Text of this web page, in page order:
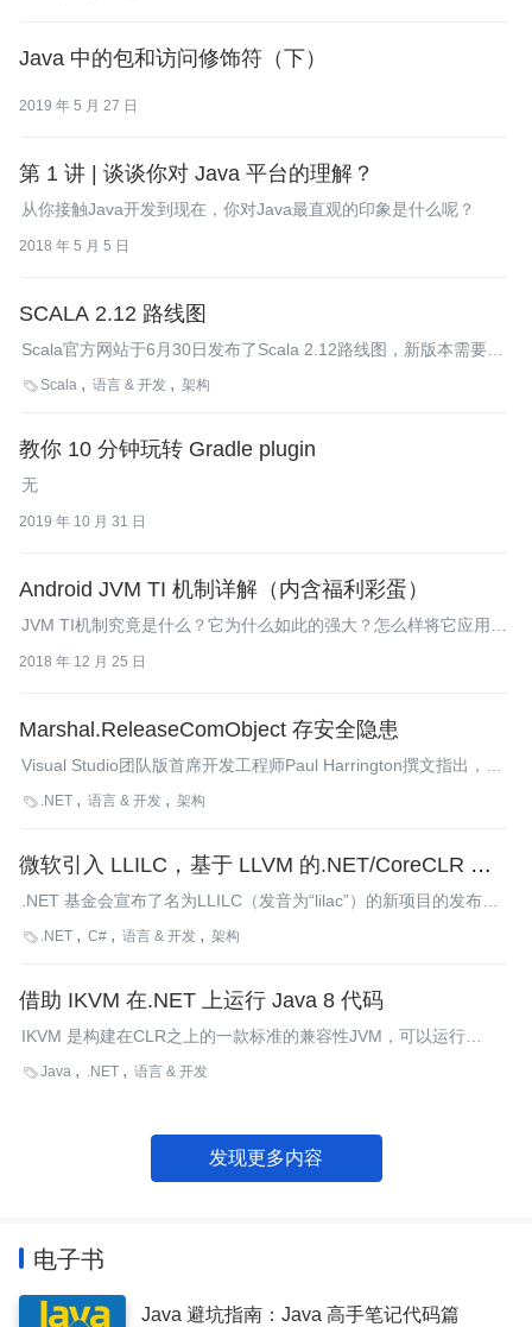
Java 中的包和访问修饰符（下）
2019 年 5 月 27 日
第 1 讲 | 谈谈你对 Java 平台的理解？
从你接触Java开发到现在，你对Java最直观的印象是什么呢？
2018 年 5 月 5 日
SCALA 2.12 路线图
Scala官方网站于6月30日发布了Scala 2.12路线图，新版本需要
Java 8的支持。
Scala 语言 & 开发 架构
教你 10 分钟玩转 Gradle plugin
无
2019 年 10 月 31 日
Android JVM TI 机制详解（内含福利彩蛋）
JVM TI机制究竟是什么？它为什么如此的强大？怎么样将它应用到
2018 年 12 月 25 日
Marshal.ReleaseComObject 存安全隐患
Visual Studio团队版首席开发工程师Paul Harrington撰文指出，在
调用Marshal.ReleaseComObject()方法处理来自托管代码的COM
 .NET 语言 & 开发 架构
微软引入 LLILC，基于 LLVM 的.NET/CoreCLR 编译
器
.NET 基金会宣布了名为LLILC（发音为“lilac”）的新项目的发布。
该项目最初由微软贡献，致力于为.NET核心（Core）提供新的基
 .NET C# 语言 & 开发 架构
借助 IKVM 在.NET 上运行 Java 8 代码
IKVM 是构建在CLR之上的一款标准的兼容性JVM，可以运行
在.NET和Mono上。 近日，IKVM交付了一个发布候选版，支持
Java .NET 语言 & 开发
发现更多内容
电子书
Java 避坑指南：Java 高手笔记代码篇